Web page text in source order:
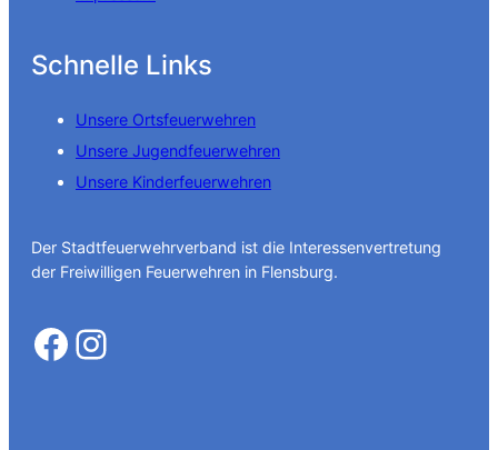
Schnelle Links
Unsere Ortsfeuerwehren
Unsere Jugendfeuerwehren
Unsere Kinderfeuerwehren
Der Stadtfeuerwehrverband ist die Interessenvertretung
der Freiwilligen Feuerwehren in Flensburg.
Facebook Instagram